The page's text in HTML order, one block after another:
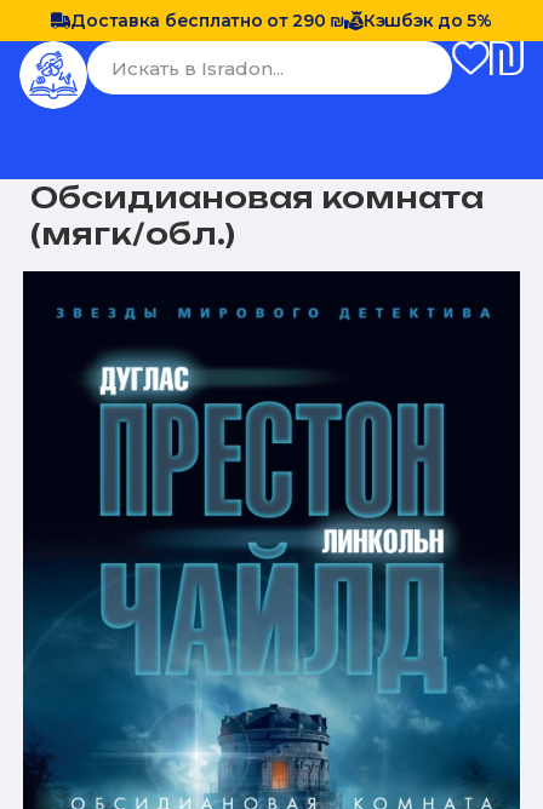
Доставка бесплатно от 290 ₪ Кэшбэк до 5%
Обсидиановая комната
(мягк/обл.)